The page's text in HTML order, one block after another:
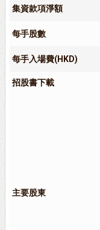
集資款項淨額
每手股數
每手入場費(HKD)
招股書下載
主要股東